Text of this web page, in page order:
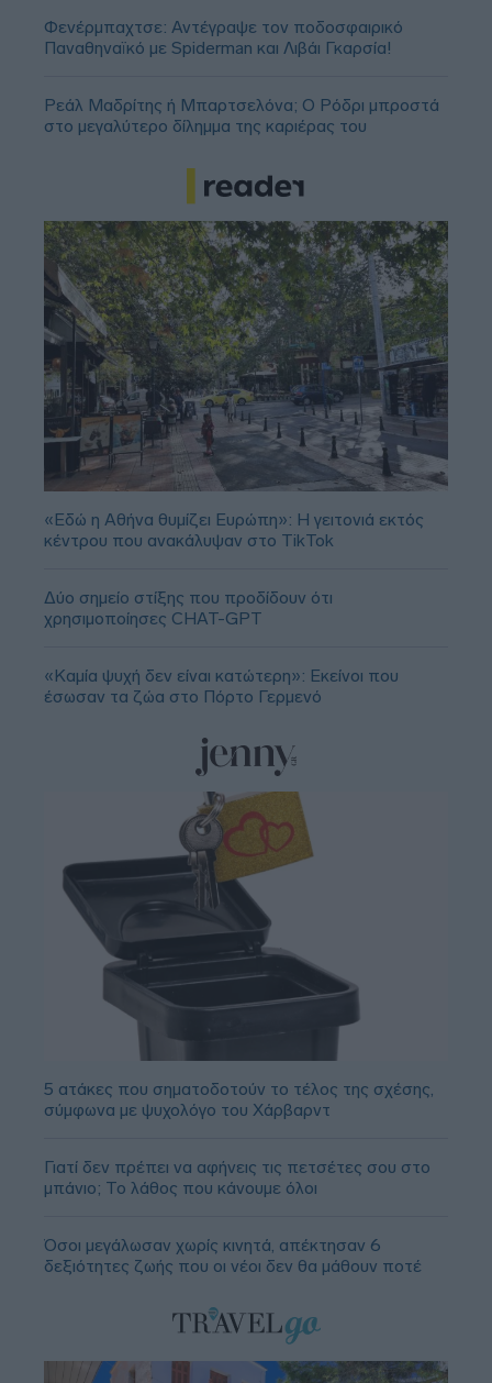
Φενέρμπαχτσε: Αντέγραψε τον ποδοσφαιρικό
Παναθηναϊκό με Spiderman και Λιβάι Γκαρσία!
Ρεάλ Μαδρίτης ή Μπαρτσελόνα; Ο Ρόδρι μπροστά
στο μεγαλύτερο δίλημμα της καριέρας του
«Εδώ η Αθήνα θυμίζει Ευρώπη»: H γειτονιά εκτός
κέντρου που ανακάλυψαν στο TikTok
Δύο σημείο στίξης που προδίδουν ότι
χρησιμοποίησες CHAT-GPT
«Καμία ψυχή δεν είναι κατώτερη»: Εκείνοι που
έσωσαν τα ζώα στο Πόρτο Γερμενό
5 ατάκες που σηματοδοτούν το τέλος της σχέσης,
σύμφωνα με ψυχολόγο του Χάρβαρντ
Γιατί δεν πρέπει να αφήνεις τις πετσέτες σου στο
μπάνιο; Το λάθος που κάνουμε όλοι
Όσοι μεγάλωσαν χωρίς κινητά, απέκτησαν 6
δεξιότητες ζωής που οι νέοι δεν θα μάθουν ποτέ